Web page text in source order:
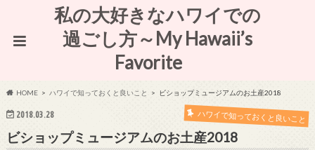
私の大好きなハワイでの
過ごし方～My Hawaii’s
Favorite
HOME ハワイで知っておくと良いこと ビショップミュージアムのお土産2018
2018.03.28 ハワイで知っておくと良いこと
ビショップミュージアムのお土産2018